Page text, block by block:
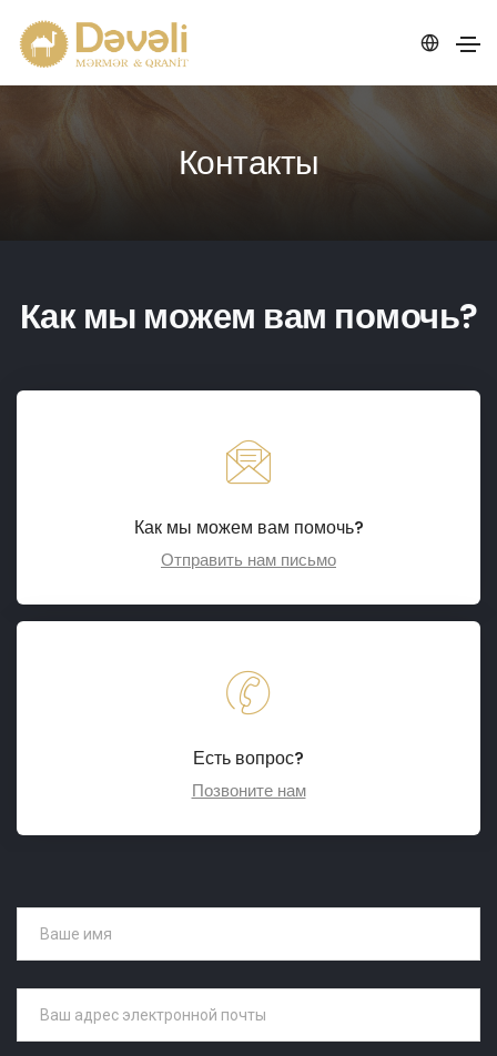
Контакты
Как мы можем вам помочь?
Как мы можем вам помочь?
Отправить нам письмо
Есть вопрос?
Позвоните нам